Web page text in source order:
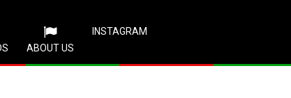
ABOUT US
INSTAGRAM